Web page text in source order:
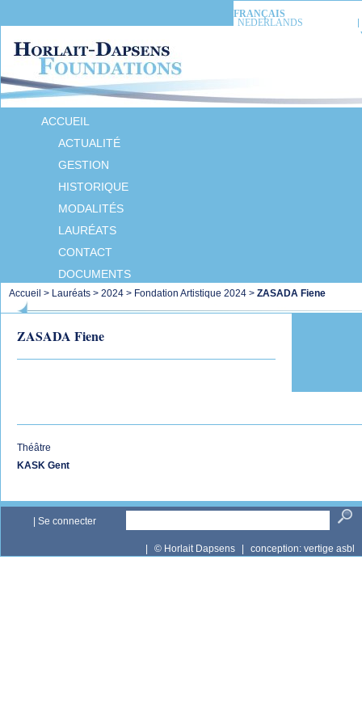
FRANÇAIS
NEDERLANDS
ACCUEIL
ACTUALITÉ
GESTION
HISTORIQUE
MODALITÉS
LAURÉATS
CONTACT
DOCUMENTS
Accueil > Lauréats > 2024 > Fondation Artistique 2024 > ZASADA Fiene
ZASADA Fiene
Théâtre
KASK Gent
Se connecter
© Horlait Dapsens conception: vertige asbl